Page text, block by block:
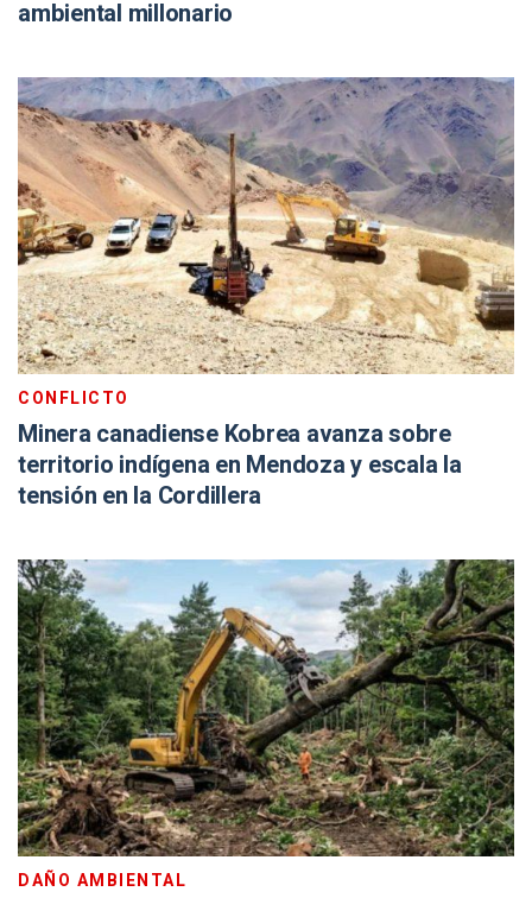
ambiental millonario
CONFLICTO
Minera canadiense Kobrea avanza sobre
territorio indígena en Mendoza y escala la
tensión en la Cordillera
DAÑO AMBIENTAL